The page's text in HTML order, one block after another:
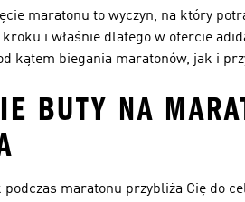
maratonu to wyczyn, na który
kroku i właśnie dlatego w ofercie
kątem biegania maratonów, jak i
BUTY NA
podczas maratonu przybliża Cię do